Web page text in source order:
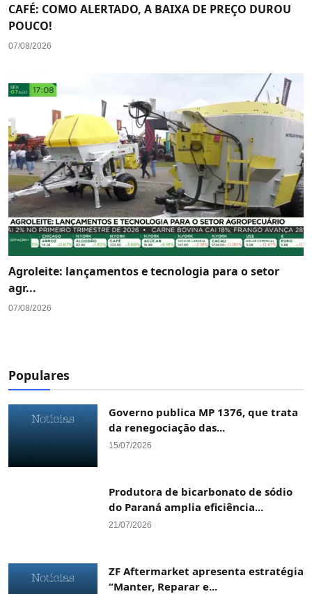
CAFÉ: COMO ALERTADO, A BAIXA DE PREÇO DUROU
POUCO!
07/08/2026
Agroleite: lançamentos e tecnologia para o setor
agr...
07/08/2026
Populares
Governo publica MP 1376, que trata
da renegociação das...
15/07/2026
Produtora de bicarbonato de sódio
do Paraná amplia eficiência...
21/07/2026
ZF Aftermarket apresenta estratégia
“Manter, Reparar e...